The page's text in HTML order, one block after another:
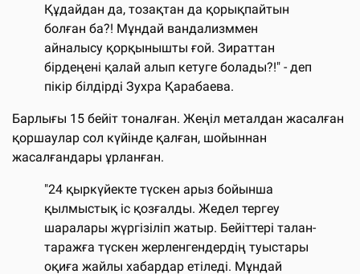
Құдайдан да, тозақтан да қорықпайтын
болған ба?! Мұндай вандализммен
айналысу қорқынышты ғой. Зираттан
бірдеңені қалай алып кетуге болады?!" - деп
пікір білдірді Зухра Қарабаева.
Барлығы 15 бейіт тоналған. Жеңіл металдан жасалған
қоршаулар сол күйінде қалған, шойыннан
жасалғандары ұрланған.
"24 қыркүйекте түскен арыз бойынша
қылмыстық іс қозғалды. Жедел тергеу
шаралары жүргізіліп жатыр. Бейіттері талан-
таражға түскен жерленгендердің туыстары
оқиға жайлы хабардар етіледі. Мұндай